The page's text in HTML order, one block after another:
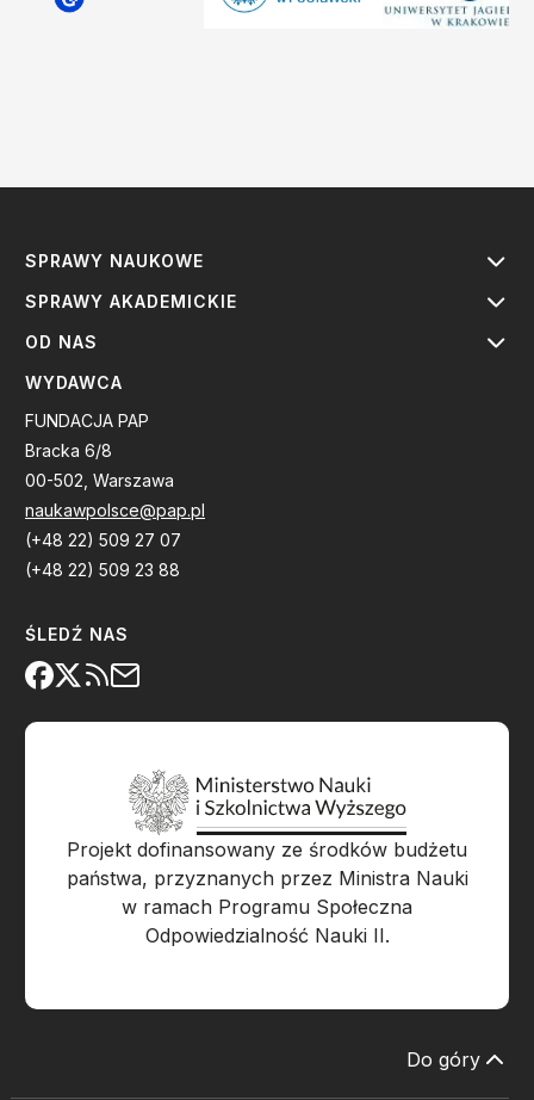
SPRAWY NAUKOWE
SPRAWY AKADEMICKIE
OD NAS
WYDAWCA
FUNDACJA PAP
Bracka 6/8
00-502, Warszawa
naukawpolsce@pap.pl
(+48 22) 509 27 07
(+48 22) 509 23 88
ŚLEDŹ NAS
Projekt dofinansowany ze środków budżetu
państwa, przyznanych przez Ministra Nauki
w ramach Programu Społeczna
Odpowiedzialność Nauki II.
Do góry